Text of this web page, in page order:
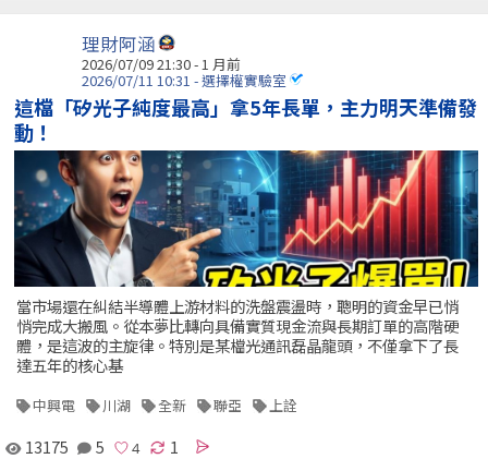
理財阿涵
2026/07/09 21:30 - 1 月前
2026/07/11 10:31 - 選擇權實驗室
這檔「矽光子純度最高」拿5年長單，主力明天準備發
動！
當市場還在糾結半導體上游材料的洗盤震盪時，聰明的資金早已悄
悄完成大搬風。從本夢比轉向具備實質現金流與長期訂單的高階硬
體，是這波的主旋律。特別是某檔光通訊磊晶龍頭，不僅拿下了長
達五年的核心基
中興電 川湖 全新 聯亞 上詮
13175 5 1